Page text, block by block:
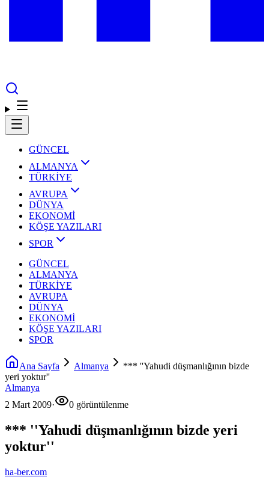
GÜNCEL
ALMANYA
TÜRKİYE
AVRUPA
DÜNYA
EKONOMİ
KÖŞE YAZILARI
SPOR
GÜNCEL
ALMANYA
TÜRKİYE
AVRUPA
DÜNYA
EKONOMİ
KÖŞE YAZILARI
SPOR
Ana Sayfa Almanya
*** ''Yahudi düşmanlığının bizde
yeri yoktur''
Almanya
2 Mart 2009· 0 görüntülenme
*** ''Yahudi düşmanlığının bizde yeri
yoktur''
ha-ber.com